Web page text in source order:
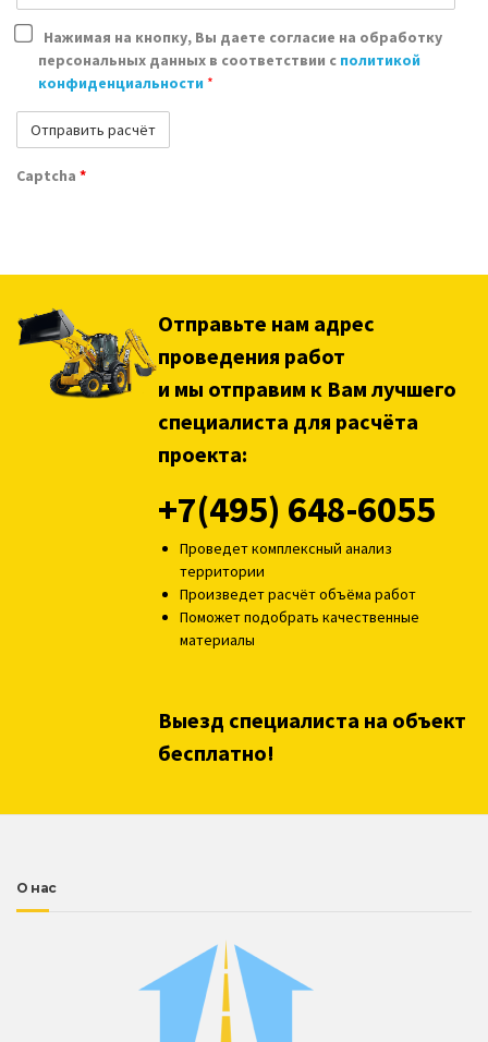
Нажимая на кнопку, Вы даете согласие на обработку
персональных данных в соответствии с политикой
конфиденциальности *
Captcha *
Отправьте нам адрес
проведения работ
и мы отправим к Вам лучшего
специалиста для расчёта
проекта:
+7(495) 648-6055
Проведет комплексный анализ
территории
Произведет расчёт объёма работ
Поможет подобрать качественные
материалы
Выезд специалиста на объект
бесплатно!
О нас